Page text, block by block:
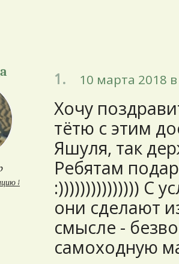
↓
1. 10 марта 2018
Хочу
тётю с этим
Яшуля, так
Ребятам
:))))))))))))))) С
они сделают
смысле -
самоходную